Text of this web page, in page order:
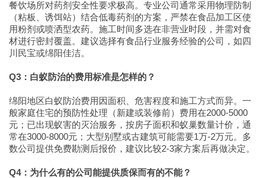
餐饮场所对药剂安全性要求极高。专业公司通常采用物理防制
（粘板、诱饵站）结合低毒药剂的方案，严禁在食品加工区使
用粉剂或喷洒型农药。施工时间多选在非营业时段，并需对食
材进行密封覆盖。建议选择有食品行业服务经验的公司，如四
川民宝或绵阳佳洁。
Q3：白蚁防治的费用标准是怎样的？
绵阳地区白蚁防治费用因面积、危害程度和施工方式而异。一
般家庭住宅的预防性处理（新建或装修前）费用在2000-5000
元；已出现蚁害的灭治服务，按房子面积和蚁巢数量计价，通
常在3000-8000元；大型别墅或古建筑可能需要1万-2万元。多
数公司提供免费勘测后报价，建议比较2-3家方案后再做决定。
Q4：为什么有的公司能提供质保而有的不能？